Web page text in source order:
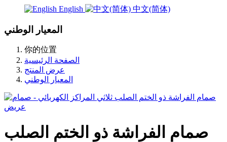
English 中文(简体)
المعيار الوطني
你的位置
الصفحة الرئيسية
عرض المنتج
المعيار الوطني
صمام الفراشة ذو الختم الصلب